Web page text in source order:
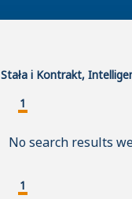
Stała i Kontrakt,
1
No search results
1